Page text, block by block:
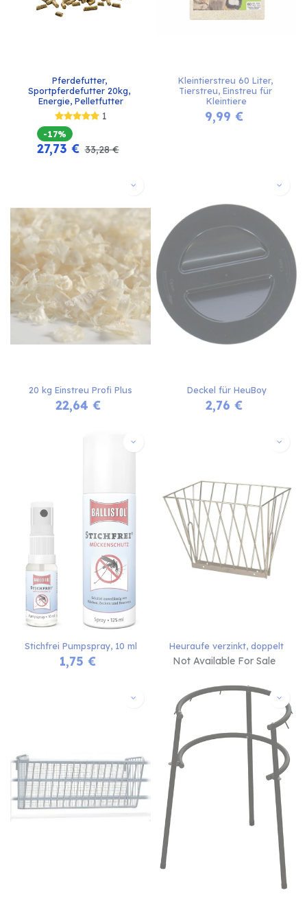
Pferdefutter,
Sportpferdefutter 20kg,
Energie, Pelletfutter
1
-17%
27,73 € 33,28€
Kleintierstreu 60 Liter,
Tierstreu, Einstreu für
Kleintiere
9,99 €
20 kg Einstreu Profi Plus
22,64 €
Deckel für HeuBoy
2,76 €
Stichfrei Pumpspray, 10 ml
1,75 €
Heuraufe verzinkt, doppelt
Not Available For Sale